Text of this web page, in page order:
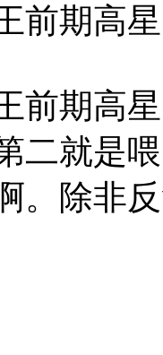
前期高
前期高
二就是
。除非